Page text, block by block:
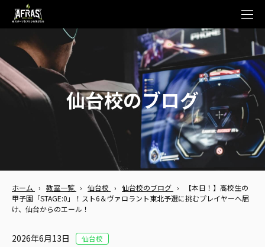
t
e
n
a
v
i
g
a
t
n
仙台校のブログ
ホーム › 教室一覧 › 仙台校 › 仙台校のブログ ›
【本日！】高校生の
甲子園「STAGE:0」！スト6＆ヴァロラント東北予選に挑むプレイヤーへ届
け、仙台からのエール！
2026年6月13日 仙台校